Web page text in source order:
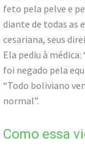
feto pela pelve e
diante de todas as
cesariana, seus
Ela pediu à
foi negado pela
“Todo boliviano
normal”.
Como essa